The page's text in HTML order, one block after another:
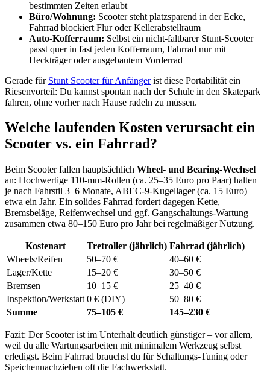
bestimmten Zeiten erlaubt
Büro/Wohnung: Scooter steht platzsparend in der Ecke,
Fahrrad blockiert Flur oder Kellerabstellraum
Auto-Kofferraum: Selbst ein nicht-faltbarer Stunt-Scooter
passt quer in fast jeden Kofferraum, Fahrrad nur mit
Heckträger oder ausgebautem Vorderrad
Gerade für Stunt Scooter für Anfängerist diese Portabilität ein
Riesenvorteil: Du kannst spontan nach der Schule in den Skatepark
fahren, ohne vorher nach Hause radeln zu müssen.
Welche laufenden Kosten verursacht ein
Scooter vs. ein Fahrrad?
Beim Scooter fallen hauptsächlich Wheel- und Bearing-Wechsel
an: Hochwertige 110-mm-Rollen (ca. 25–35 Euro pro Paar) halten
je nach Fahrstil 3–6 Monate, ABEC-9-Kugellager (ca. 15 Euro)
etwa ein Jahr. Ein solides Fahrrad fordert dagegen Kette,
Bremsbeläge, Reifenwechsel und ggf. Gangschaltungs-Wartung –
zusammen etwa 80–150 Euro pro Jahr bei regelmäßiger Nutzung.
Kostenart Tretroller (jährlich) Fahrrad (jährlich)
Wheels/Reifen
50–70 €
40–60 €
Lager/Kette
15–20 €
30–50 €
Bremsen
10–15 €
25–40 €
Inspektion/Werkstatt 0 € (DIY)
50–80 €
Summe
75–105 € 145–230 €
Fazit: Der Scooter ist im Unterhalt deutlich günstiger – vor allem,
weil du alle Wartungsarbeiten mit minimalem Werkzeug selbst
erledigst. Beim Fahrrad brauchst du für Schaltungs-Tuning oder
Speichennachziehen oft die Fachwerkstatt.